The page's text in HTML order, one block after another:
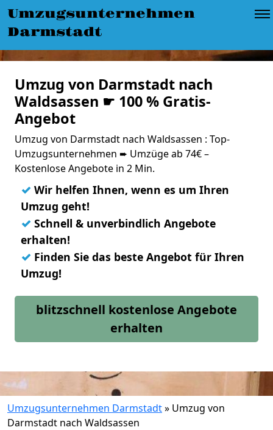
Umzugsunternehmen
Darmstadt
Umzug von Darmstadt nach
Waldsassen ☛ 100 % Gratis-
Angebot
Umzug von Darmstadt nach Waldsassen : Top-
Umzugsunternehmen ➨ Umzüge ab 74€ –
Kostenlose Angebote in 2 Min.
✓ Wir helfen Ihnen, wenn es um Ihren
Umzug geht!
✓ Schnell & unverbindlich Angebote
erhalten!
✓ Finden Sie das beste Angebot für Ihren
Umzug!
blitzschnell kostenlose Angebote
erhalten
Umzugsunternehmen Darmstadt» Umzug von
Darmstadt nach Waldsassen